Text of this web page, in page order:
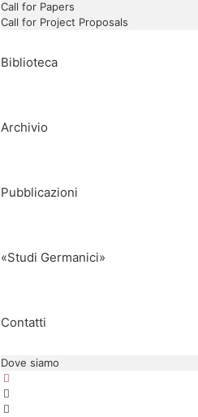
Call for Papers
Call for Project Proposals
Biblioteca
Archivio
Pubblicazioni
«Studi Germanici»
Contatti
Dove siamo